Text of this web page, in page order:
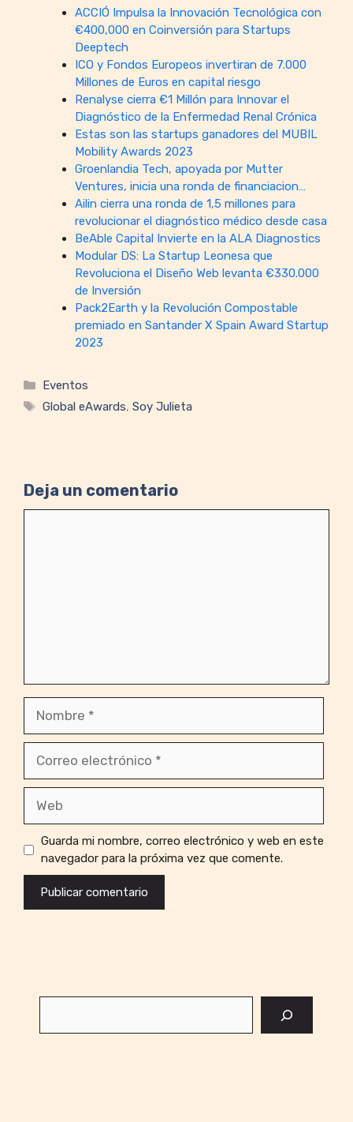
ACCIÓ Impulsa la Innovación Tecnológica con
€400,000 en Coinversión para Startups
Deeptech
ICO y Fondos Europeos invertiran de 7.000
Millones de Euros en capital riesgo
Renalyse cierra €1 Millón para Innovar el
Diagnóstico de la Enfermedad Renal Crónica
Estas son las startups ganadores del MUBIL
Mobility Awards 2023
Groenlandia Tech, apoyada por Mutter
Ventures, inicia una ronda de financiacion…
Ailin cierra una ronda de 1,5 millones para
revolucionar el diagnóstico médico desde casa
BeAble Capital Invierte en la ALA Diagnostics
Modular DS: La Startup Leonesa que
Revoluciona el Diseño Web levanta €330.000
de Inversión
Pack2Earth y la Revolución Compostable
premiado en Santander X Spain Award Startup
2023
Categorías
Eventos
Etiquetas
Global eAwards, Soy Julieta
Deja un comentario
electrónico
Guarda mi nombre, correo electrónico y web en este
navegador para la próxima vez que comente.